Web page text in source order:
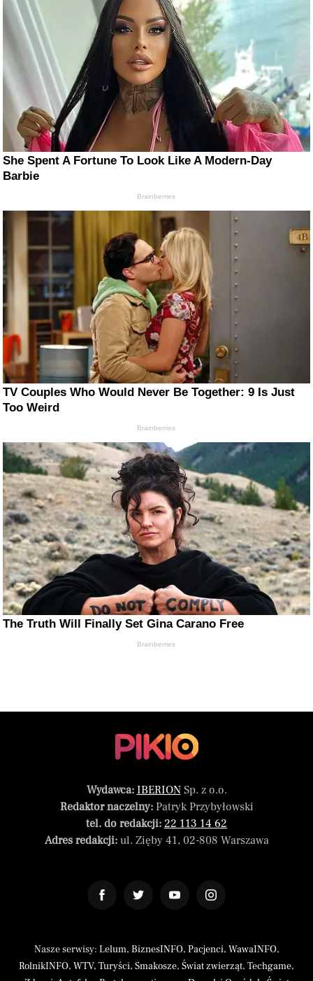
She Spent A Fortune To Look Like A Modern-Day
Barbie
Brainberries
TV Couples Who Would Never Be Together: 9 Is Just
Too Weird
Brainberries
The Truth Will Finally Set Gina Carano Free
Brainberries
Wydawca: IBERIONSp. z o.o.
Redaktor naczelny:Patryk Przybyłowski
tel. do redakcji: 22 113 14 62
Adres redakcji:ul. Zięby 41, 02-808 Warszawa
Nasze serwisy: Lelum, BiznesINFO, Pacjenci, WawaINFO,
RolnikINFO, WTV, Turyści, Smakosze, Świat zwierząt, Techgame,